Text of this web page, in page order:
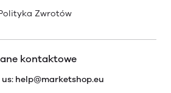
Zwrotów
kontaktowe
help@marketshop.eu